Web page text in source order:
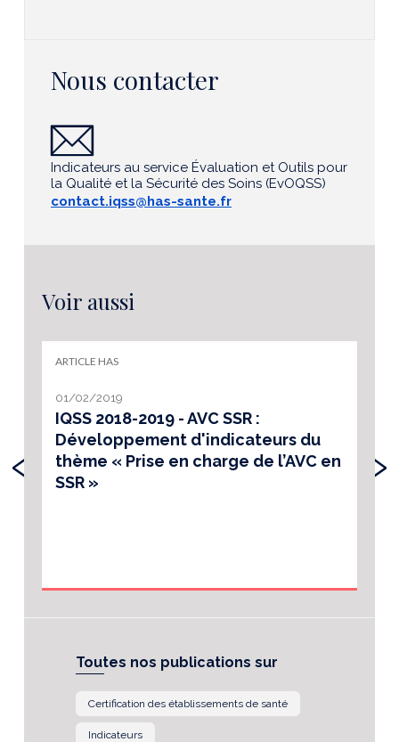
Nous contacter
Indicateurs au service Évaluation et Outils pour
la Qualité et la Sécurité des Soins (EvOQSS)
contact.iqss@has-sante.fr
Voir aussi
ARTICLE HAS
01/02/2019
IQSS 2018-2019 - AVC SSR :
Développement d'indicateurs du
thème « Prise en charge de l’AVC en
SSR »
‹ ›
Toutes nos publications sur
Certification des établissements de santé
Indicateurs